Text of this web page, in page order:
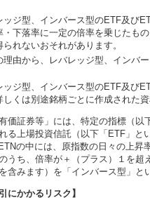
ッジ型、インバース型のETF及び
・下落率に一定の倍率を乗じたも
られないおそれがあります。
理由から、レバレッジ型、インバ
ッジ型、インバース型のETF及び
しくは別途銘柄ごとに作成された
価証券等」には、特定の指標（以
る上場投資信託（以下「ETF」と
の中には、原指数の日々の上
うち、倍率が＋（プラス）１を
含みます）を「インバース型」と
にかかるリスク】